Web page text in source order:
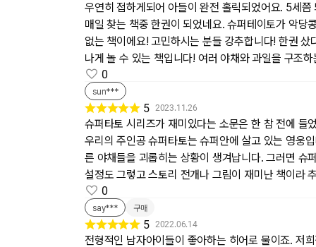
우연히 접하게되어 아들이 완전 홀릭되었어요. 5세
매일 찾는 책중 한권이 되었네요. 슈퍼테이토가 악당
없는 책이에요! 고민하시는 분들 강추합니다! 한권
나게 놀 수 있는 책입니다! 여러 야채와 과일을 구조
0
sun***
5 2023.11.26
슈퍼타토 시리즈가 재미있다는 소문은 한 참 전에 들
우리의 주인공 슈퍼타토는 슈퍼안에 살고 있는 영웅
른 야채들을 괴롭히는 상황이 생겨납니다. 그러면 슈
설정도 그렇고 스토리 전개나 그림이 재미난 책이라
0
say*** 구매
5 2022.06.14
전형적인 남자아이들이 좋아하는 히어로 물이죠. 저